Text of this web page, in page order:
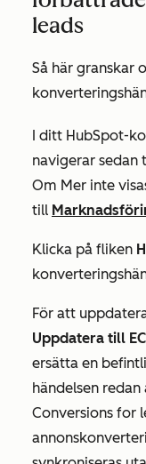
leads
Så här granskar
I ditt HubSpot-
navigerar sedan
Om Mer inte
till
Klicka på fliken
För att
Uppdatera till EC
ersätta en
händelsen
Conversions for